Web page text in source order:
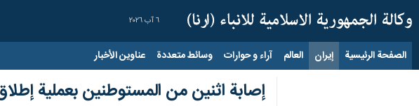
٦ آب ٢٠٢٦
الصفحة الرئيسية إيران العالم آراء و حوارات وسائط متعددة عناوين الأخبار
إصابة اثنين من المستوطنين بعملية